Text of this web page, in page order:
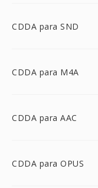
CDDA para SND
CDDA para M4A
CDDA para AAC
CDDA para OPUS